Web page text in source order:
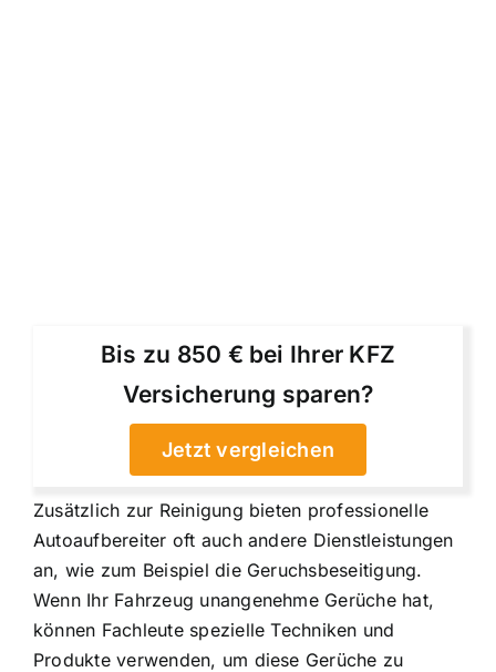
Bis zu 850 € bei Ihrer KFZ
Versicherung sparen?
Jetzt vergleichen
Zusätzlich zur Reinigung bieten professionelle
Autoaufbereiter oft auch andere Dienstleistungen
an, wie zum Beispiel die Geruchsbeseitigung.
Wenn Ihr Fahrzeug unangenehme Gerüche hat,
können Fachleute spezielle Techniken und
Produkte verwenden, um diese Gerüche zu